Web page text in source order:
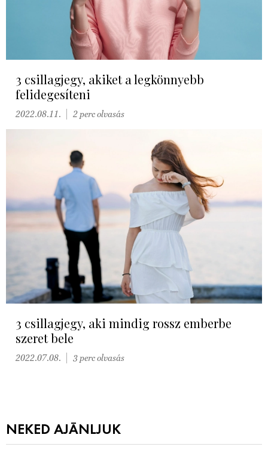
3 csillagjegy, akiket a legkönnyebb
felidegesíteni
2022.08.11. 2 perc olvasás
3 csillagjegy, aki mindig rossz emberbe
szeret bele
2022.07.08. 3 perc olvasás
NEKED AJÁNLJUK